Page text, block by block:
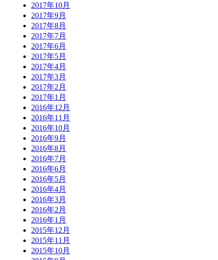
2017年10月
2017年9月
2017年8月
2017年7月
2017年6月
2017年5月
2017年4月
2017年3月
2017年2月
2017年1月
2016年12月
2016年11月
2016年10月
2016年9月
2016年8月
2016年7月
2016年6月
2016年5月
2016年4月
2016年3月
2016年2月
2016年1月
2015年12月
2015年11月
2015年10月